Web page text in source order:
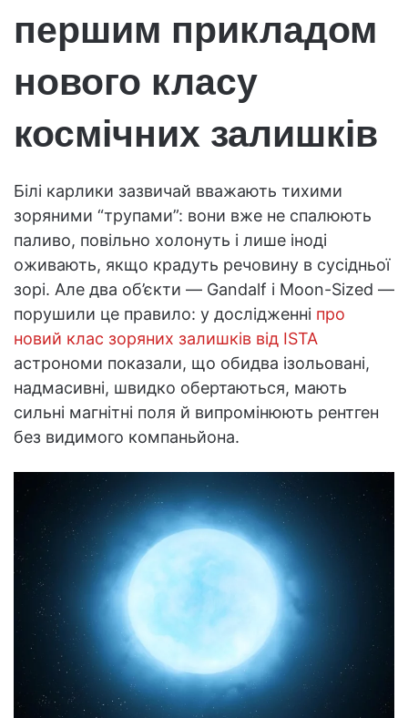
першим прикладом
нового класу
космічних залишків
Білі карлики зазвичай вважають тихими
зоряними “трупами”: вони вже не спалюють
паливо, повільно холонуть і лише іноді
оживають, якщо крадуть речовину в сусідньої
зорі. Але два об’єкти — Gandalf і Moon-Sized —
порушили це правило: у дослідженні про
новий клас зоряних залишків від ISTA
астрономи показали, що обидва ізольовані,
надмасивні, швидко обертаються, мають
сильні магнітні поля й випромінюють рентген
без видимого компаньйона.